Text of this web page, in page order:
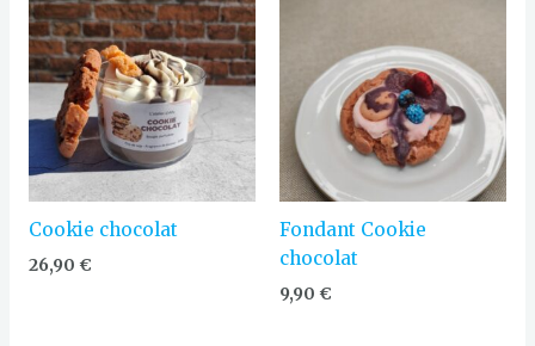
Cookie chocolat
26,90 €
Fondant Cookie
chocolat
9,90 €